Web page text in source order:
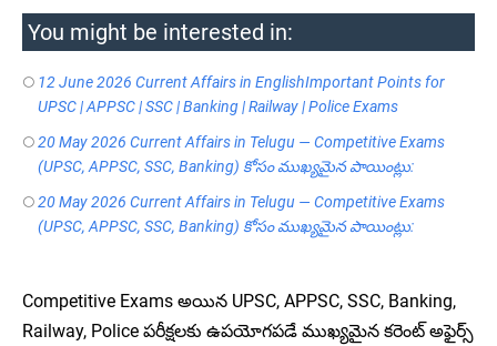
You might be interested in:
12 June 2026 Current Affairs in EnglishImportant Points for
UPSC | APPSC | SSC | Banking | Railway | Police Exams
20 May 2026 Current Affairs in Telugu — Competitive Exams
(UPSC, APPSC, SSC, Banking) కోసం ముఖ్యమైన పాయింట్లు:
20 May 2026 Current Affairs in Telugu — Competitive Exams
(UPSC, APPSC, SSC, Banking) కోసం ముఖ్యమైన పాయింట్లు:
Competitive Exams అయిన UPSC, APPSC, SSC, Banking,
Railway, Police పరీక్షలకు ఉపయోగపడే ముఖ్యమైన కరెంట్ అఫైర్స్